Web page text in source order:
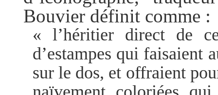
Bouvier définit comme :
« l’héritier direct de
d’estampes qui faisaient
sur le dos, et offraient